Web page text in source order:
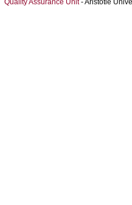
Quality Assurance Unit- Aristotle